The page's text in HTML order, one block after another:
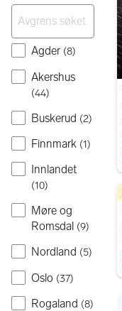
Agder (8)
Akershus
(44)
Buskerud (2)
Finnmark (1)
Innlandet
(10)
Møre og
Romsdal (9)
Nordland (5)
Oslo (37)
Rogaland (8)